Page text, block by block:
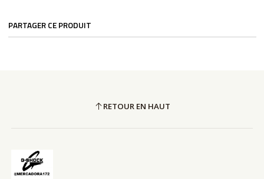
PARTAGER CE PRODUIT
RETOUR EN HAUT